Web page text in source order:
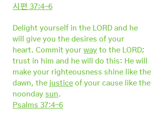
시편 37:4-6
Delight yourself in the LORD and he
will give you the desires of your
heart. Commit your way to the LORD;
trust in him and he will do this: He will
make your righteousness shine like the
dawn, the justice of your cause like the
noonday sun.
Psalms 37:4-6